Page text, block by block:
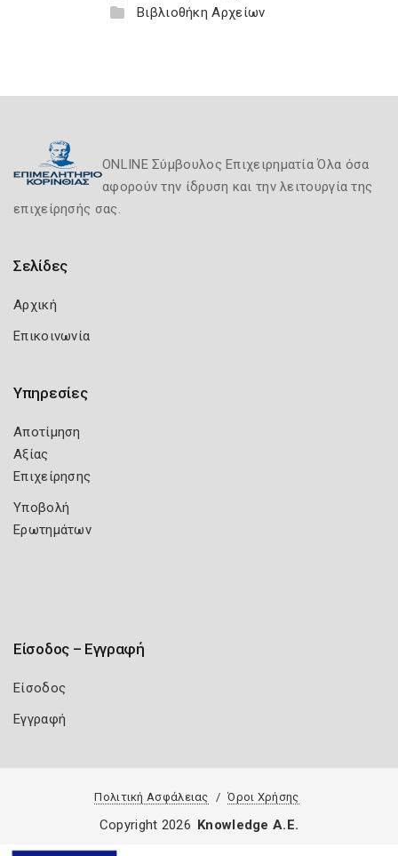
Βιβλιοθήκη Αρχείων
ONLINE Σύμβουλος Επιχειρηματία Όλα όσα
αφορούν την ίδρυση και την λειτουργία της
επιχείρησής σας.
Σελίδες
Αρχική
Επικοινωνία
Υπηρεσίες
Αποτίμηση
Αξίας
Επιχείρησης
Υποβολή
Ερωτημάτων
Είσοδος – Εγγραφή
Είσοδος
Εγγραφή
Πολιτική Ασφάλειας Όροι Χρήσης
Copyright 2026 Knowledge A.E.